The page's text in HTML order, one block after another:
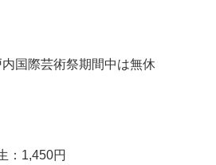
国際芸術祭期間中は無休
：1,450円